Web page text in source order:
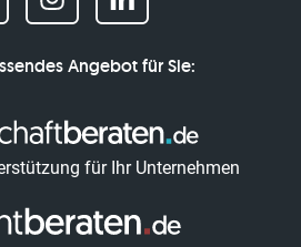
Angebot für Sie:
für Ihr Unternehmen